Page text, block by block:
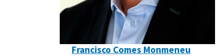
Francisco Comes Monmeneu